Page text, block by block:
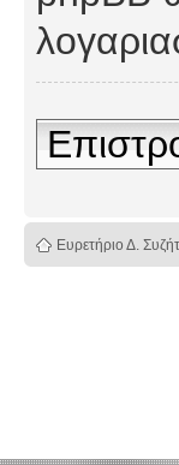
Ευρετήριο Δ.